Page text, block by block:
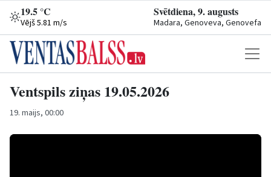
19.5 °C
Vējš 5.81 m/s
Svētdiena, 9. augusts
Madara, Genoveva, Genovefa
Ventspils ziņas 19.05.2026
19. maijs, 00:00